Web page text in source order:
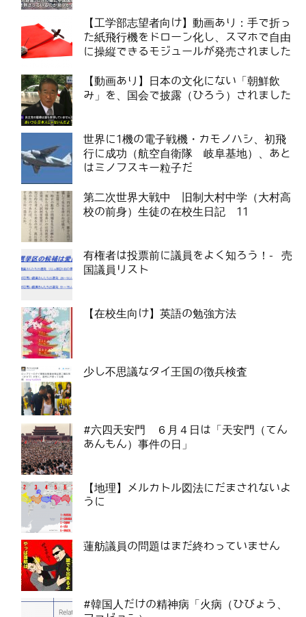
【工学部志望者向け】動画あり：手で折っ
た紙飛行機をドローン化し、スマホで自由
に操縦できるモジュールが発売されました
【動画あり】日本の文化にない「朝鮮飲
み」を、国会で披露（ひろう）されました
世界に1機の電子戦機・カモノハシ、初飛
行に成功（航空自衛隊 岐阜基地）、あと
はミノフスキー粒子だ
第二次世界大戦中 旧制大村中学（大村高
校の前身）生徒の在校生日記 11
有権者は投票前に議員をよく知ろう！- 売
国議員リスト
【在校生向け】英語の勉強方法
少し不思議なタイ王国の徴兵検査
#六四天安門 ６月４日は「天安門（てん
あんもん）事件の日」
【地理】メルカトル図法にだまされないよ
うに
蓮舫議員の問題はまだ終わっていません
#韓国人だけの精神病「火病（ひびょう、